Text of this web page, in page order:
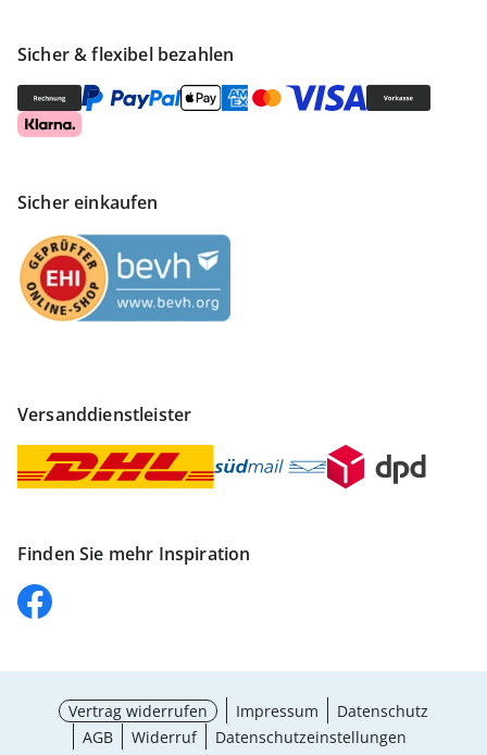
Sicher & flexibel bezahlen
Sicher einkaufen
Versanddienstleister
Finden Sie mehr Inspiration
Vertrag widerrufen Impressum
Datenschutz
AGB
Widerruf Datenschutzeinstellungen